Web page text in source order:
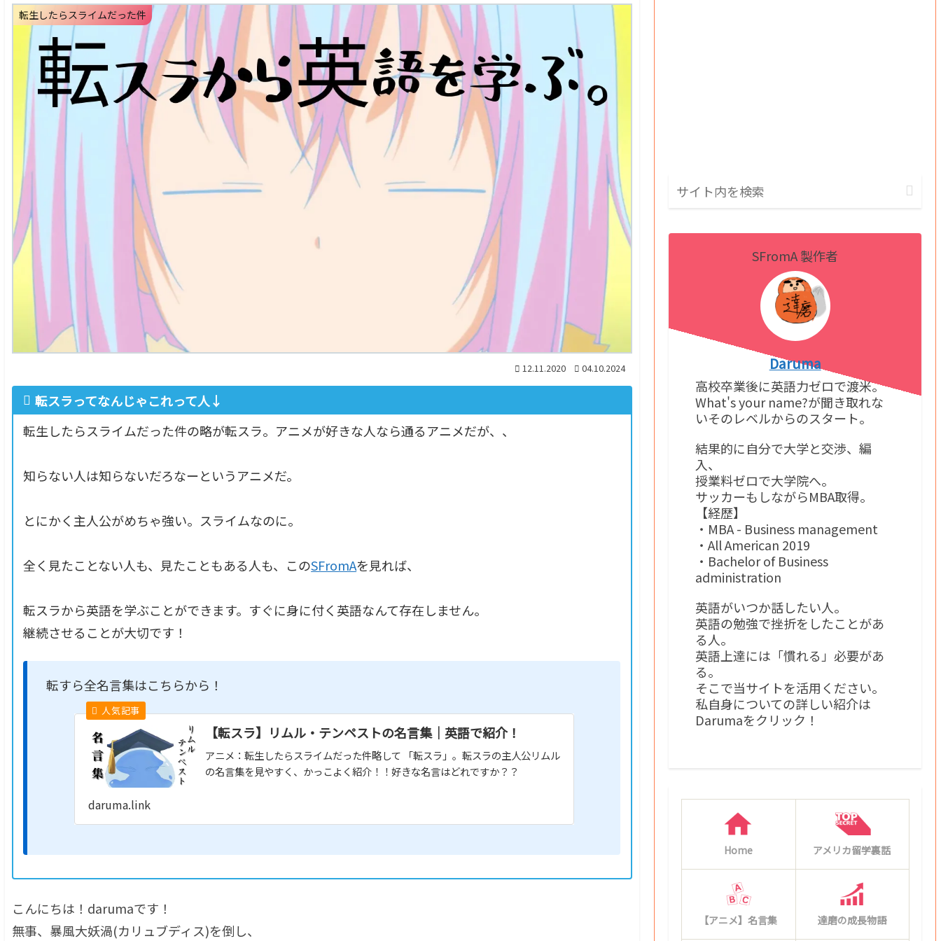
転生したらスライムだった件
12.11.2020 04.10.2024
転スラってなんじゃこれって人↓
転生したらスライムだった件の略が転スラ。アニメが好きな人なら通るアニメだが、、
知らない人は知らないだろなーというアニメだ。
とにかく主人公がめちゃ強い。スライムなのに。
全く見たことない人も、見たこともある人も、このSFromAを見れば、
転スラから英語を学ぶことができます。すぐに身に付く英語なんて存在しません。
継続させることが大切です！
転すら全名言集はこちらから！
【転スラ】リムル・テンペストの名言集｜英語で紹介！
アニメ：転生したらスライムだった件略して 「転スラ」。転スラの主人公リムル
の名言集を見やすく、かっこよく紹介！！好きな名言はどれですか？？
daruma.link
こんにちは！darumaです！
無事、暴風大妖渦(カリュブディス)を倒し、
SFromA 製作者
Daruma
高校卒業後に英語力ゼロで渡米。
What's your name?が聞き取れな
いそのレベルからのスタート。
結果的に自分で大学と交渉、編
入、
授業料ゼロで大学院へ。
サッカーもしながらMBA取得。
【経歴】
・MBA - Business management
・All American 2019
・Bachelor of Business
administration
英語がいつか話したい人。
英語の勉強で挫折をしたことがあ
る人。
英語上達には「慣れる」必要があ
る。
そこで当サイトを活用ください。
私自身についての詳しい紹介は
Darumaをクリック！
Home アメリカ留学裏話
【アニメ】名言集 達磨の成長物語